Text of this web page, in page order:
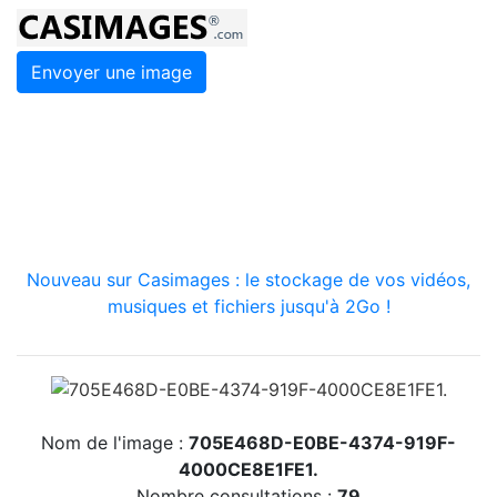
Envoyer une image
Nouveau sur Casimages : le stockage de vos vidéos,
musiques et fichiers jusqu'à 2Go !
Nom de l'image : 705E468D-E0BE-4374-919F-
4000CE8E1FE1.